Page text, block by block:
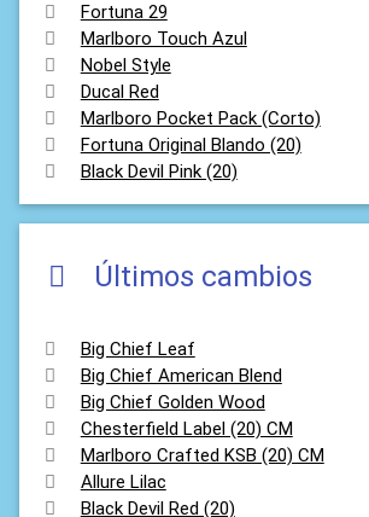
Fortuna 29
Marlboro Touch Azul
Nobel Style
Ducal Red
Marlboro Pocket Pack (Corto)
Fortuna Original Blando (20)
Black Devil Pink (20)
Últimos cambios
Big Chief Leaf
Big Chief American Blend
Big Chief Golden Wood
Chesterfield Label (20) CM
Marlboro Crafted KSB (20) CM
Allure Lilac
Black Devil Red (20)